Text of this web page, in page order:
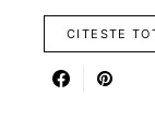
CITESTE